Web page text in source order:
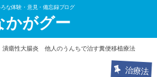
な体験・意見・備忘録ブログ
かがグー
潰瘍性大腸炎 他人のうんちで治す糞便移植療法
治療法